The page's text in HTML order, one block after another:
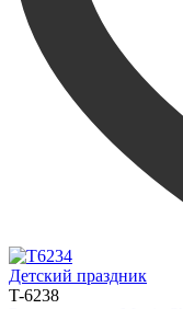
Детский праздник
T-6238